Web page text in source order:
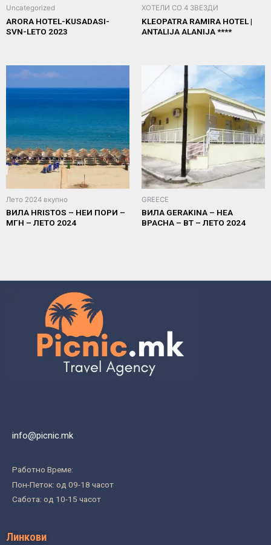
Uncategorized
ARORA HOTEL-KUSADASI-
SVN-LETO 2023
ХОТЕЛИ СО 4 ЗВЕЗДИ
KLEOPATRA RAMIRA HOTEL |
ANTALIJA ALANIJA ****
Лето 2024 вкупно
ВИЛА HRISTOS – НЕИ ПОРИ –
МГН – ЛЕТО 2024
GREECE
ВИЛА GERAKINA – НЕА
ВРАСНА – ВТ – ЛЕТО 2024
info@picnic.mk
Работно Време:
Пон-Петок: од 09-18 часот
Сабота: од 10-15 часот
Линкови